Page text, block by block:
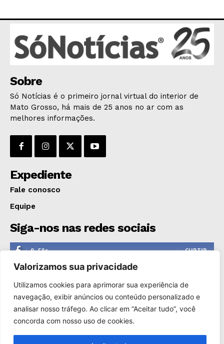
HOME
POLÍTICA
POLÍCIA
ESPORTES
ECONOMIA
OPINIÃO
GERAL
EDUCAÇÃO
AGRONOTÍCIAS
Valorizamos sua privacidade
Utilizamos cookies para aprimorar sua experiência de
navegação, exibir anúncios ou conteúdo personalizado e
analisar nosso tráfego. Ao clicar em “Aceitar tudo”, você
concorda com nosso uso de cookies.
Sobre
Só Notícias é o primeiro jornal virtual do interior de
Mato Grosso, há mais de 25 anos no ar com as
melhores informações.
Expediente
Fale conosco
Equipe
Siga-nos nas redes sociais
0 Fãs CURTIR
0 Seguidores
0 Inscritos INSCREVER